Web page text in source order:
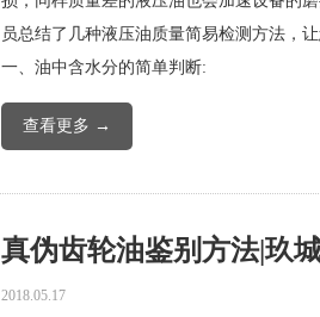
员总结了几种液压油质量简易检测方法，
一、油中含水分的简单判断:
查看更多 →
真伪齿轮油鉴别方法|玖
2018.05.17